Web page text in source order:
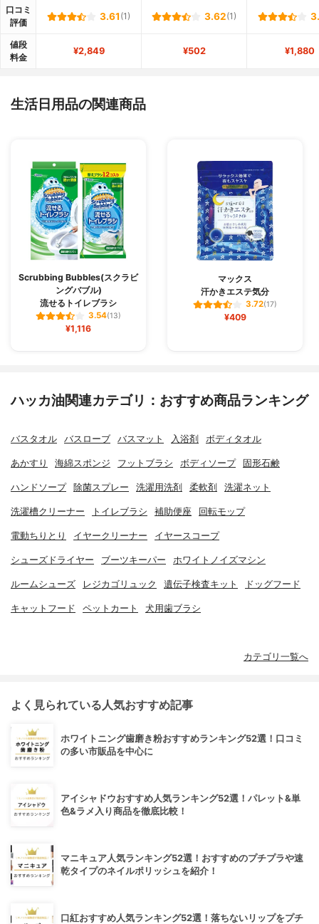
口コミ
評価
3.61 (1) 3.62(1)
値段
料金
¥2,849 ¥502 ¥1,880
生活日用品の関連商品
Scrubbing Bubbles(スクラビ
ングバブル)
流せるトイレブラシ
3.54(13)
¥1,116
マックス
汗かきエステ気分
3.72(17)
¥409
ハッカ油関連カテゴリ：おすすめ商品ランキング
バスタオル バスローブ バスマット 入浴剤 ボディタオル
あかすり 海綿スポンジ フットブラシ ボディソープ 固形石鹸
ハンドソープ 除菌スプレー 洗濯用洗剤 柔軟剤 洗濯ネット
洗濯槽クリーナー トイレブラシ 補助便座 回転モップ
電動ちりとり イヤークリーナー イヤースコープ
シューズドライヤー ブーツキーパー ホワイトノイズマシン
ルームシューズ レジカゴリュック 遺伝子検査キット ドッグフード
キャットフード ペットカート 犬用歯ブラシ
カテゴリ一覧へ
よく見られている人気おすすめ記事
ホワイトニング歯磨き粉おすすめランキング52選！口コミ
の多い市販品を中心に
アイシャドウおすすめ人気ランキング52選！パレット&単
色&ラメ入り商品を徹底比較！
マニキュア人気ランキング52選！おすすめのプチプラや速
乾タイプのネイルポリッシュを紹介！
口紅おすすめ人気ランキング52選！落ちないリップをプチ